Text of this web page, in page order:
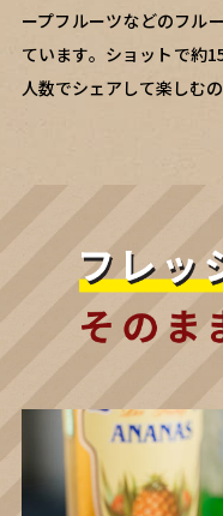
ープフルーツなどのフル
ています。ショットで約
人数でシェアして楽しむ